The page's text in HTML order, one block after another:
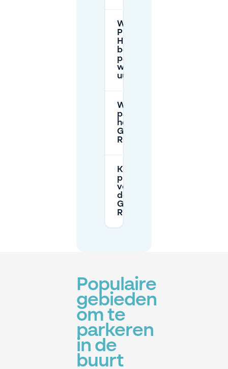
Wanneer is
P
Hoofdentree
betaald
parkeren, en
wat is het
uurtarief?
Waar is de
parkeerplaats
het dichtst bij
Geitenboerderij
Ridammerhoeve?
Kan ik
privéparkeerplaatsen
vooraf reserveren in
de buurt van
Geitenboerderij
Ridammerhoeve?
Populaire
gebieden
om te
parkeren
in de
buurt